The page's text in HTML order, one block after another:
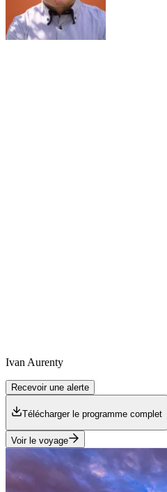
Ivan Aurenty
Recevoir une alerte
Télécharger le programme complet
Voir le voyage